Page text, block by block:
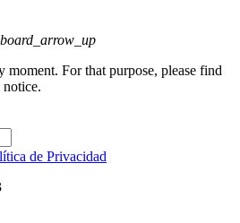
moment. For that purpose, please find
de Privacidad